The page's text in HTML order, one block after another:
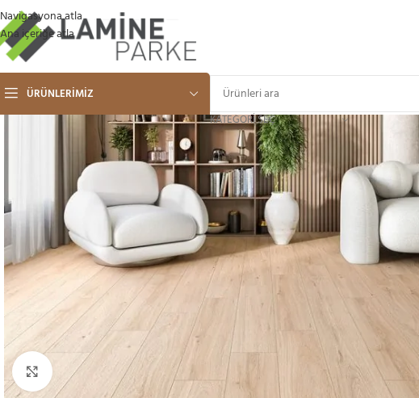
Navigasyona atla
Ana içeriğe atla
ÜRÜNLERIMIZ
KATEGORI SEÇ
Büyütmek için tıklayın